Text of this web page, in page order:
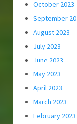
October 2023
September
August 2023
July 2023
June 2023
May 2023
April 2023
March 2023
February 2023